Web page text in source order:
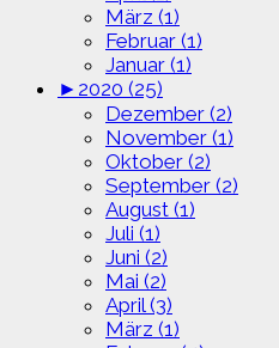
März (1)
Februar (1)
Januar (1)
► 2020 (25)
Dezember (2)
November (1)
Oktober (2)
September (2)
August (1)
Juli (1)
Juni (2)
Mai (2)
April (3)
März (1)